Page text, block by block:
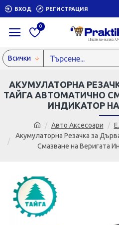
ВХОД РЕГИСТРАЦИЯ
0
Всички
Авто Аксесоари
Акумулаторна Резачка за
Смазване на Веригата
АКУМУЛАТОРНА
ТАЙГА АВТОМАТИЧНО
ИНДИКАТОР НА